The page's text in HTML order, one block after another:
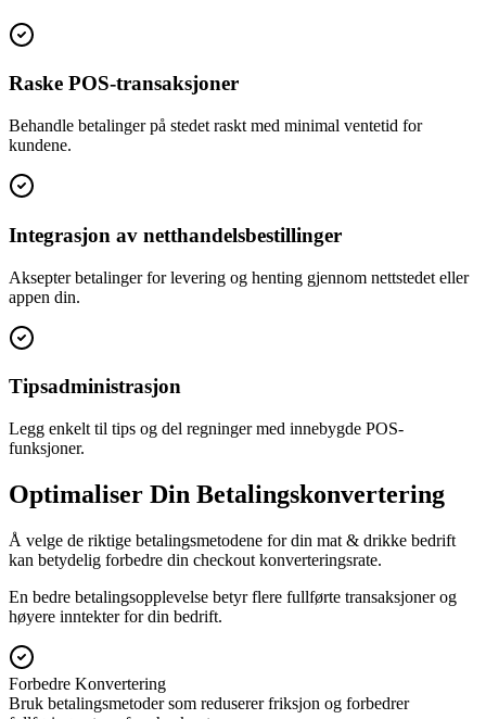
Raske POS-transaksjoner
Behandle betalinger på stedet raskt med minimal ventetid for
kundene.
Integrasjon av netthandelsbestillinger
Aksepter betalinger for levering og henting gjennom nettstedet eller
appen din.
Tipsadministrasjon
Legg enkelt til tips og del regninger med innebygde POS-
funksjoner.
Optimaliser Din Betalingskonvertering
Å velge de riktige betalingsmetodene for din mat & drikke bedrift
kan betydelig forbedre din checkout konverteringsrate.
En bedre betalingsopplevelse betyr flere fullførte transaksjoner og
høyere inntekter for din bedrift.
Forbedre Konvertering
Bruk betalingsmetoder som reduserer friksjon og forbedrer